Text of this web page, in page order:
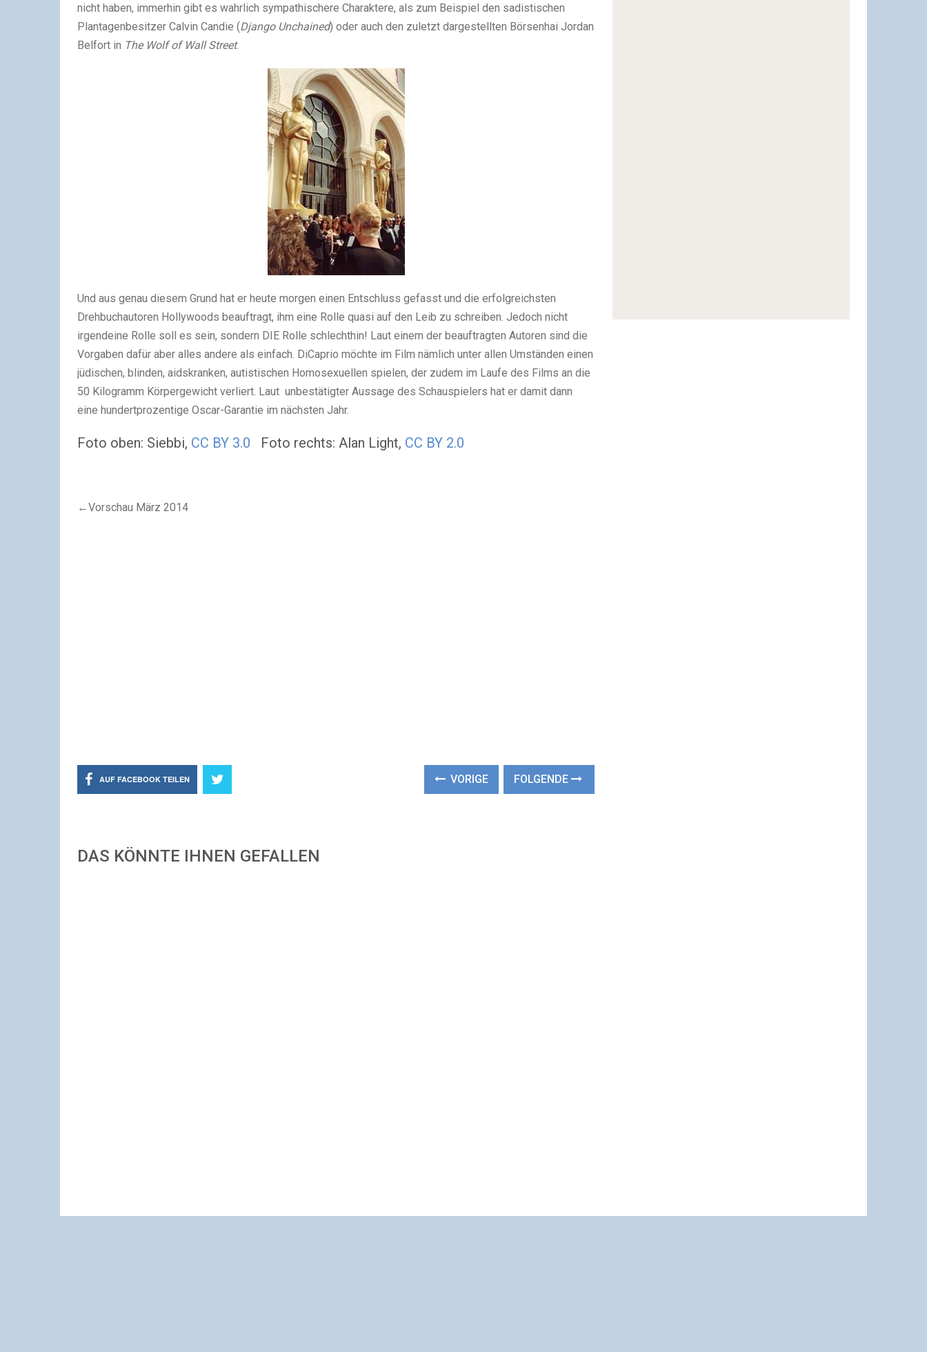
nicht haben, immerhin gibt es wahrlich sympathischere Charaktere, als zum Beispiel den sadistischen
Plantagenbesitzer Calvin Candie (Django Unchained) oder auch den zuletzt dargestellten Börsenhai Jordan
Belfort in The Wolf of Wall Street.
Und aus genau diesem Grund hat er heute morgen einen Entschluss gefasst und die erfolgreichsten
Drehbuchautoren Hollywoods beauftragt, ihm eine Rolle quasi auf den Leib zu schreiben. Jedoch nicht
irgendeine Rolle soll es sein, sondern DIE Rolle schlechthin! Laut einem der beauftragten Autoren sind die
Vorgaben dafür aber alles andere als einfach. DiCaprio möchte im Film nämlich unter allen Umständen einen
jüdischen, blinden, aidskranken, autistischen Homosexuellen spielen, der zudem im Laufe des Films an die
50 Kilogramm Körpergewicht verliert. Laut unbestätigter Aussage des Schauspielers hat er damit dann
eine hundertprozentige Oscar-Garantie im nächsten Jahr.
Foto oben: Siebbi, CC BY 3.0 Foto rechts: Alan Light, CC BY 2.0
←Vorschau März 2014
AUF FACEBOOK TEILEN VORIGE FOLGENDE
DAS KÖNNTE IHNEN GEFALLEN